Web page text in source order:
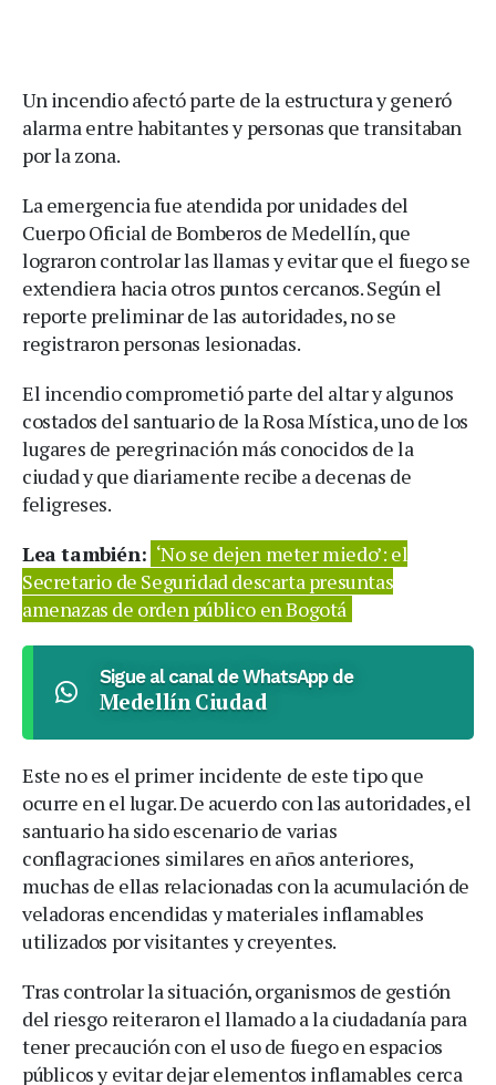
Un incendio afectó parte de la estructura y generó
alarma entre habitantes y personas que transitaban
por la zona.
La emergencia fue atendida por unidades del
Cuerpo Oficial de Bomberos de Medellín, que
lograron controlar las llamas y evitar que el fuego se
extendiera hacia otros puntos cercanos. Según el
reporte preliminar de las autoridades, no se
registraron personas lesionadas.
El incendio comprometió parte del altar y algunos
costados del santuario de la Rosa Mística, uno de los
lugares de peregrinación más conocidos de la
ciudad y que diariamente recibe a decenas de
feligreses.
Lea también: ‘No se dejen meter miedo’: el
Secretario de Seguridad descarta presuntas
amenazas de orden público en Bogotá
Sigue al canal de WhatsApp de
Medellín Ciudad
Este no es el primer incidente de este tipo que
ocurre en el lugar. De acuerdo con las autoridades, el
santuario ha sido escenario de varias
conflagraciones similares en años anteriores,
muchas de ellas relacionadas con la acumulación de
veladoras encendidas y materiales inflamables
utilizados por visitantes y creyentes.
Tras controlar la situación, organismos de gestión
del riesgo reiteraron el llamado a la ciudadanía para
tener precaución con el uso de fuego en espacios
públicos y evitar dejar elementos inflamables cerca